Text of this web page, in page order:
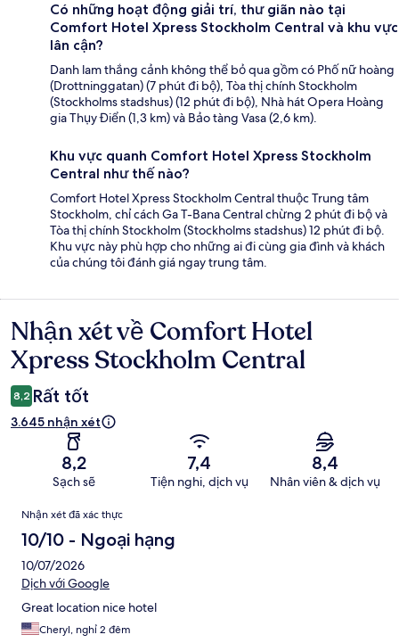
Có những hoạt động giải trí, thư giãn nào tại
Comfort Hotel Xpress Stockholm Central và khu vực
lân cận?
Danh lam thắng cảnh không thể bỏ qua gồm có Phố nữ hoàng
(Drottninggatan) (7 phút đi bộ), Tòa thị chính Stockholm
(Stockholms stadshus) (12 phút đi bộ), Nhà hát Opera Hoàng
gia Thụy Điển (1,3 km) và Bảo tàng Vasa (2,6 km).
Khu vực quanh Comfort Hotel Xpress Stockholm
Central như thế nào?
Comfort Hotel Xpress Stockholm Central thuộc Trung tâm
Stockholm, chỉ cách Ga T-Bana Central chừng 2 phút đi bộ và
Tòa thị chính Stockholm (Stockholms stadshus) 12 phút đi bộ.
Khu vực này phù hợp cho những ai đi cùng gia đình và khách
của chúng tôi đánh giá ngay trung tâm.
Nhận
xét
Nhận xét về Comfort Hotel
Xpress Stockholm Central
8,2 Rất tốt
3.645 nhận xét
8,2
Sạch sẽ
7,4
Tiện nghi, dịch vụ
8,4
Nhân viên & dịch vụ
Nhận
xét
Nhận xét đã xác thực
10/10 - Ngoại hạng
10/07/2026
Dịch với Google
Great location nice hotel
Cheryl, nghỉ 2 đêm